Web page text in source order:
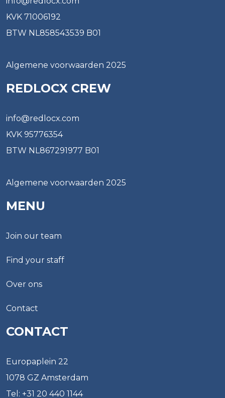
KVK 71006192
BTW NL858543539 B01
Algemene voorwaarden 2025
REDLOCX CREW
info@redlocx.com
KVK 95776354
BTW NL867291977 B01
Algemene voorwaarden 2025
MENU
Join our team
Find your staff
Over ons
Contact
CONTACT
Europaplein 22
1078 GZ Amsterdam
Tel: +31 20 440 1144